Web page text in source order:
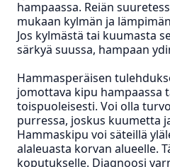
hampaassa. Reiän
mukaan kylmän ja
Jos kylmästä tai kuumasta
särkyä suussa, hampaan
Hammasperäisen
jomottava kipu hampaassa
toispuoleisesti. Voi olla
purressa, joskus kuumetta
Hammaskipu voi säteillä
alaleuasta korvan alueelle.
koputukselle. Diagnoosi